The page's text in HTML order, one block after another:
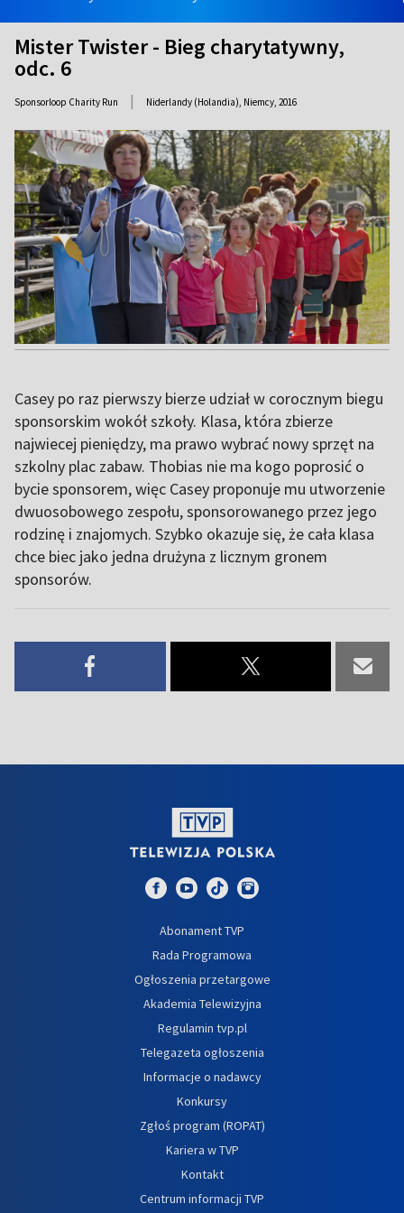
Mister Twister - Bieg charytatywny,
odc. 6
Sponsorloop Charity Run | Niderlandy (Holandia), Niemcy, 2016
Casey po raz pierwszy bierze udział w corocznym biegu
sponsorskim wokół szkoły. Klasa, która zbierze
najwiecej pieniędzy, ma prawo wybrać nowy sprzęt na
szkolny plac zabaw. Thobias nie ma kogo poprosić o
bycie sponsorem, więc Casey proponuje mu utworzenie
dwuosobowego zespołu, sponsorowanego przez jego
rodzinę i znajomych. Szybko okazuje się, że cała klasa
chce biec jako jedna drużyna z licznym gronem
sponsorów.
Abonament TVP
Rada Programowa
Ogłoszenia przetargowe
Akademia Telewizyjna
Regulamin tvp.pl
Telegazeta ogłoszenia
Informacje o nadawcy
Konkursy
Zgłoś program (ROPAT)
Kariera w TVP
Kontakt
Centrum informacji TVP